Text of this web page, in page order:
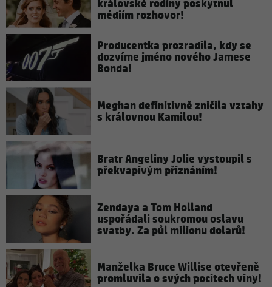
královské rodiny poskytnul
médiím rozhovor!
Producentka prozradila, kdy se
dozvíme jméno nového Jamese
Bonda!
Meghan definitivně zničila vztahy
s královnou Kamilou!
Bratr Angeliny Jolie vystoupil s
překvapivým přiznáním!
Zendaya a Tom Holland
uspořádali soukromou oslavu
svatby. Za půl milionu dolarů!
Manželka Bruce Willise otevřeně
promluvila o svých pocitech viny!